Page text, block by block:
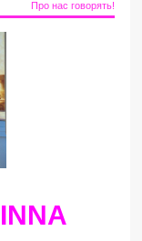
Про нас говорять!